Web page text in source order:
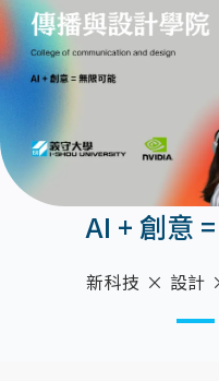
AI + 創意
新科技 × 設計